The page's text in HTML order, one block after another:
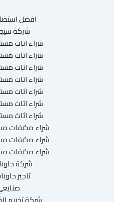
افضل
شركة
شراء اثاث
شراء اثاث
شراء اثاث
شراء اثاث
شراء اثاث
شراء اثاث
شراء اثاث
شراء مكيفات
شراء مكيفات
شراء مكيفات
شركة
تاجير